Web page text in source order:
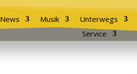
News Musik Unterwegs
Service